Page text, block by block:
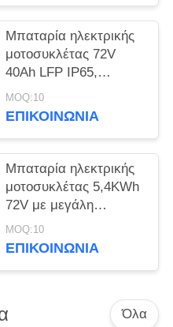
Μπαταρία ηλεκτρικής
μοτοσυκλέτας 72V
40Ah LFP IP65,
εναλλάξιμη
MOQ:10
ΕΠΙΚΟΙΝΩΝΊΑ
Μπαταρία ηλεκτρικής
μοτοσυκλέτας 5,4KWh
72V με μεγάλη
χωρητικότητα και
μεγάλη διάρκεια ζωής
MOQ:10
ΕΠΙΚΟΙΝΩΝΊΑ
Όλα